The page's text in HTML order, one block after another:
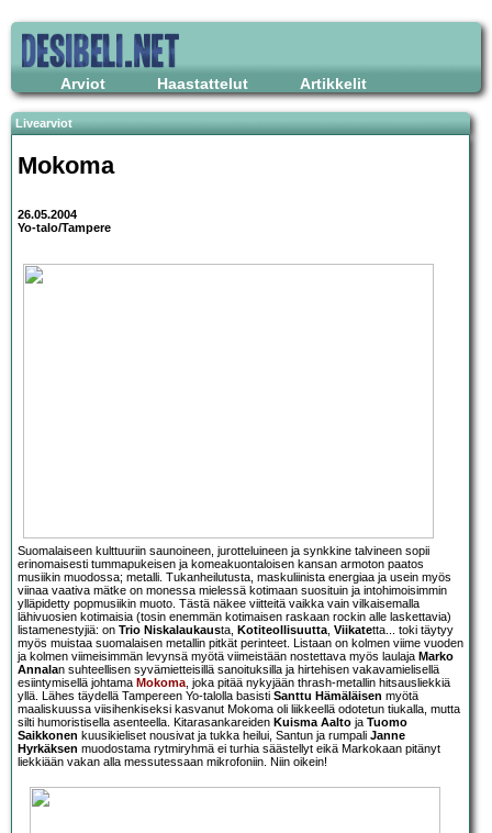
Arviot Haastattelut Artikkelit
Livearviot
Mokoma
26.05.2004
Yo-talo/Tampere
Suomalaiseen kulttuuriin saunoineen, jurotteluineen ja synkkine talvineen sopii
erinomaisesti tummapukeisen ja komeakuontaloisen kansan armoton paatos
musiikin muodossa; metalli. Tukanheilutusta, maskuliinista energiaa ja usein myös
viinaa vaativa mätke on monessa mielessä kotimaan suosituin ja intohimoisimmin
ylläpidetty popmusiikin muoto. Tästä näkee viitteitä vaikka vain vilkaisemalla
lähivuosien kotimaisia (tosin enemmän kotimaisen raskaan rockin alle laskettavia)
listamenestyjiä: on Trio Niskalaukausta, Kotiteollisuutta, Viikatetta... toki täytyy
myös muistaa suomalaisen metallin pitkät perinteet. Listaan on kolmen viime vuoden
ja kolmen viimeisimmän levynsä myötä viimeistään nostettava myös laulaja Marko
Annalan suhteellisen syvämietteisillä sanoituksilla ja hirtehisen vakavamielisellä
esiintymisellä johtama Mokoma, joka pitää nykyjään thrash-metallin hitsausliekkiä
yllä. Lähes täydellä Tampereen Yo-talolla basisti Santtu Hämäläisen myötä
maaliskuussa viisihenkiseksi kasvanut Mokoma oli liikkeellä odotetun tiukalla, mutta
silti humoristisella asenteella. Kitarasankareiden Kuisma Aalto ja Tuomo
Saikkonen kuusikieliset nousivat ja tukka heilui, Santun ja rumpali Janne
Hyrkäksen muodostama rytmiryhmä ei turhia säästellyt eikä Markokaan pitänyt
liekkiään vakan alla messutessaan mikrofoniin. Niin oikein!